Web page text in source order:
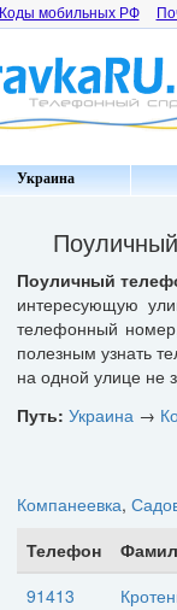
Коды мобильных РФ
Украина
Поуличный
интересующую
телефонный
полезным узнать
на одной улице не
Путь: Украина→
Компанеевка,
Телефон
91413